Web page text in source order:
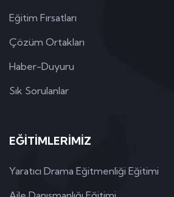
Eğitim Fırsatları
Çözüm Ortakları
Haber-Duyuru
Sık Sorulanlar
EĞİTİMLERİMİZ
Yaratıcı Drama Eğitmenliği Eğitimi